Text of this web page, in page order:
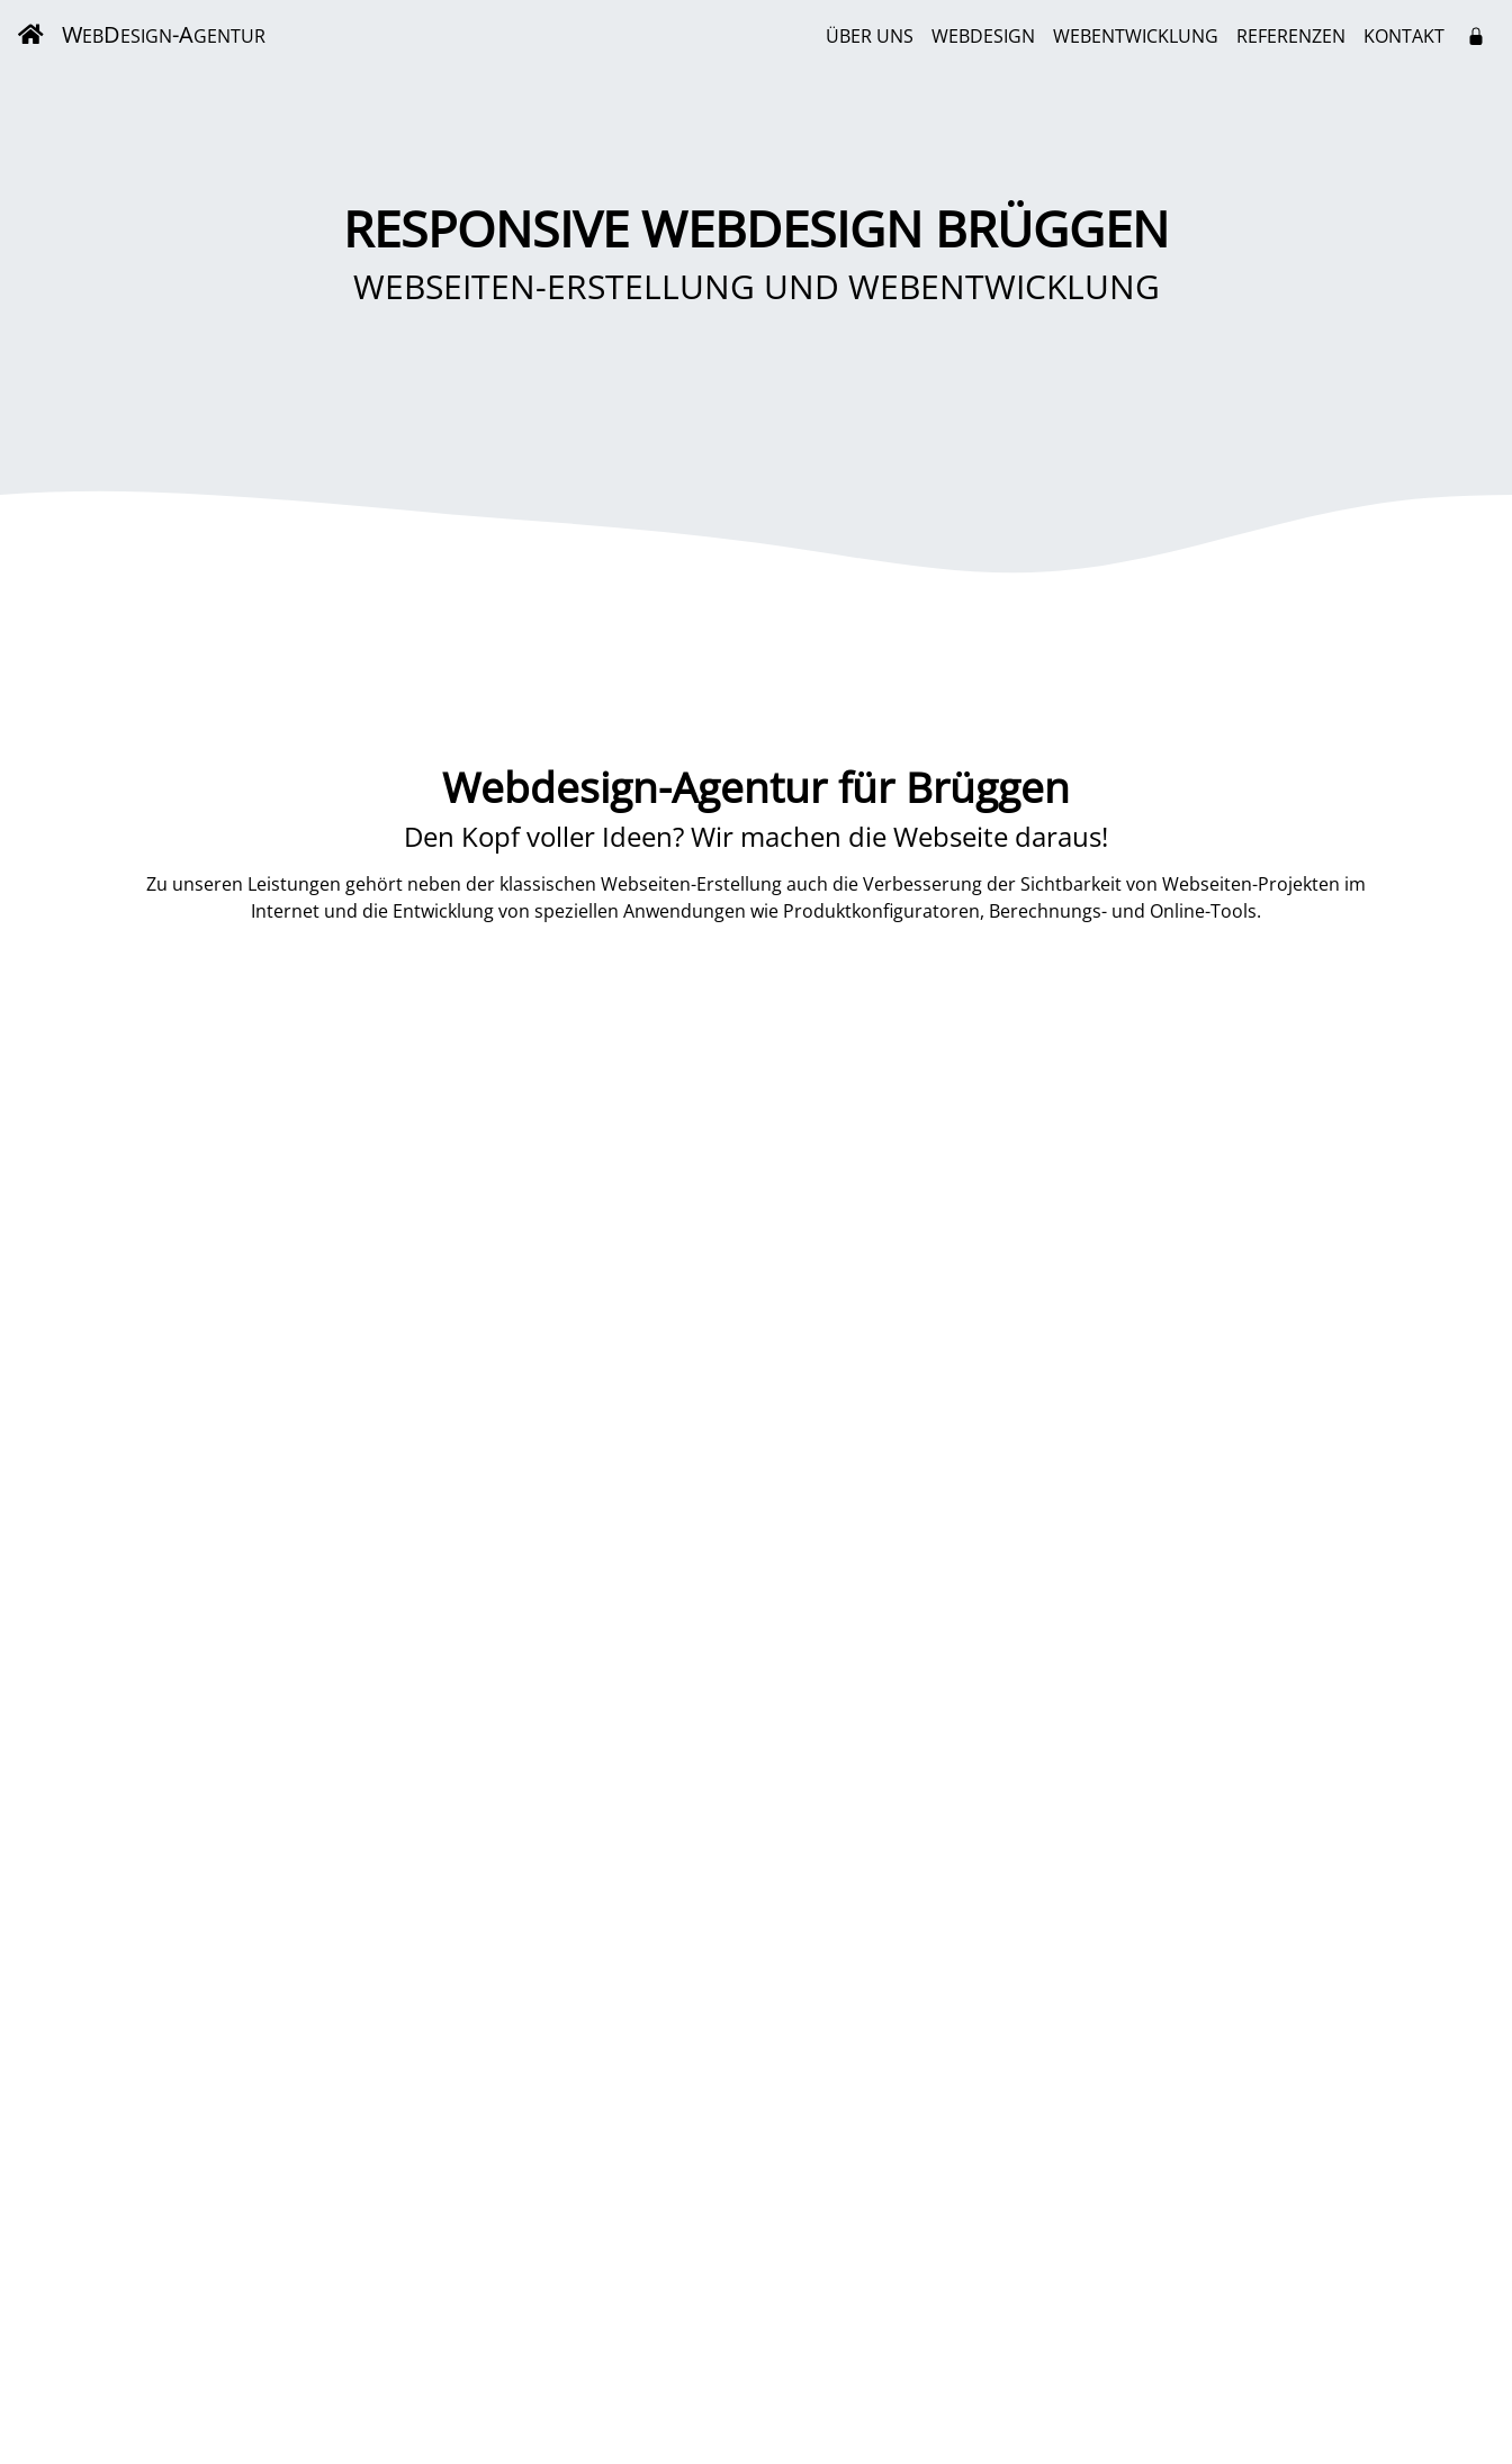
WEBDESIGN-AGENTUR ÜBER UNS WEBDESIGN WEBENTWICKLUNG REFERENZEN KONTAKT
RESPONSIVE WEBDESIGN BRÜGGEN
WEBSEITEN-ERSTELLUNG UND WEBENTWICKLUNG
Webdesign-Agentur für Brüggen
Den Kopf voller Ideen? Wir machen die Webseite daraus!
Zu unseren Leistungen gehört neben der klassischen Webseiten-Erstellung auch die Verbesserung der Sichtbarkeit von Webseiten-Projekten im
Internet und die Entwicklung von speziellen Anwendungen wie Produktkonfiguratoren, Berechnungs- und Online-Tools.